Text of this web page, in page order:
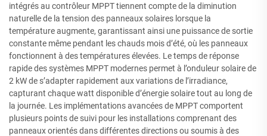
intégrés au contrôleur MPPT tiennent compte de la diminution
naturelle de la tension des panneaux solaires lorsque la
température augmente, garantissant ainsi une puissance de sortie
constante même pendant les chauds mois d’été, où les panneaux
fonctionnent à des températures élevées. Le temps de réponse
rapide des systèmes MPPT modernes permet à l’onduleur solaire de
2 kW de s’adapter rapidement aux variations de l’irradiance,
capturant chaque watt disponible d’énergie solaire tout au long de
la journée. Les implémentations avancées de MPPT comportent
plusieurs points de suivi pour les installations comprenant des
panneaux orientés dans différentes directions ou soumis à des